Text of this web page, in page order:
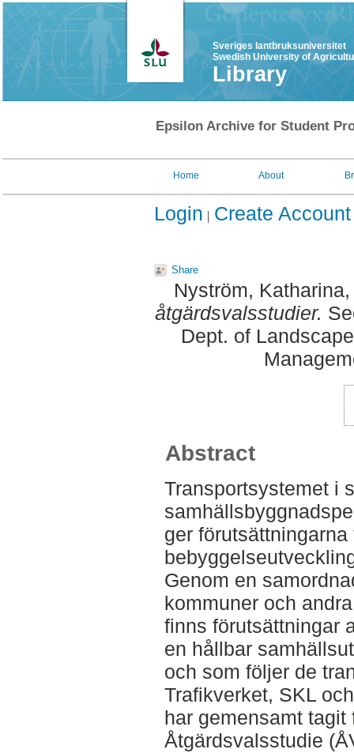
Sveriges lantbruksuniversitet
Swedish University of
Library
Epsilon Archive for Student
Home About
Login Create Account
Share
Nyström, Katharina
åtgärdsvalsstudier.
Dept. of
Abstract
Transportsystemet i
ger
Genom en
kommuner och
finns förutsättningar
en hållbar
och som följer de
Trafikverket, SKL
har gemensamt
Åtgärdsvalsstudie